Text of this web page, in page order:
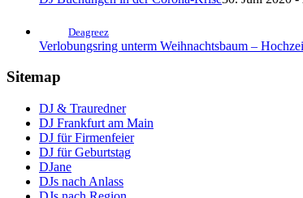
Deagreez
Verlobungsring unterm Weihnachtsbaum –
Sitemap
DJ & Trauredner
DJ Frankfurt am Main
DJ für Firmenfeier
DJ für Geburtstag
DJane
DJs nach Anlass